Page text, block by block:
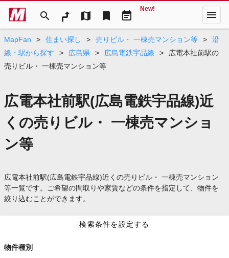
search map bookmark event_note
New! menu
MapFan > 住まい探し > 売りビル・ 一棟売マンション等 >
沿
線・駅から探す
> 広島県 > 広島電鉄宇品線 >
広電本社前駅の
売りビル・ 一棟売マンション等
広電本社前駅(広島電鉄宇品線)近
くの売りビル・ 一棟売マンショ
ン等
広電本社前駅(広島電鉄宇品線)近くの売りビル・ 一棟売マンション
等一覧です。ご希望の間取りや家賃などの条件を指定して、物件を
絞り込むことができます。
検索条件を設定する
物件種別